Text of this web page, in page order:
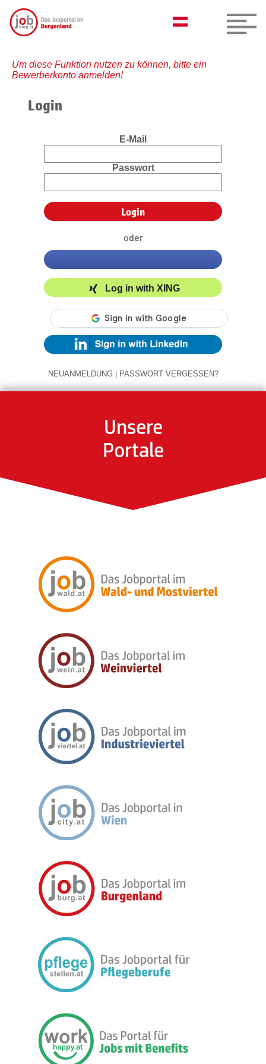
Um diese Funktion nutzen zu können, bitte ein
Bewerberkonto anmelden!
Login
E-Mail
Passwort
oder
Log in with XING
NEUANMELDUNG | PASSWORT VERGESSEN?
Unsere
Portale